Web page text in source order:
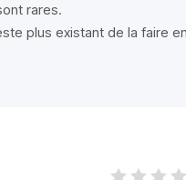
rares.
plus existant de la faire en